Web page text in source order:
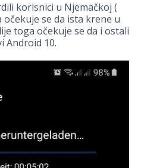
korisnici u Njemačkoj (
očekuje se da ista krene u
toga očekuje se da i ostali
Android 10.